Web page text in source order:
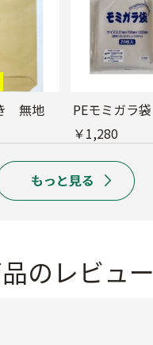
無地
PEモミガラ袋
￥1,280
のレビュー